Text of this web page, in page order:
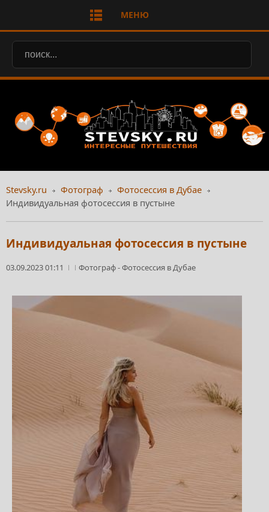
МЕНЮ
Stevsky.ru Фотограф
Фотосессия в Дубае
Индивидуальная фотосессия в пустыне
Индивидуальная фотосессия в пустыне
03.09.2023 01:11 Фотограф-Фотосессия в Дубае